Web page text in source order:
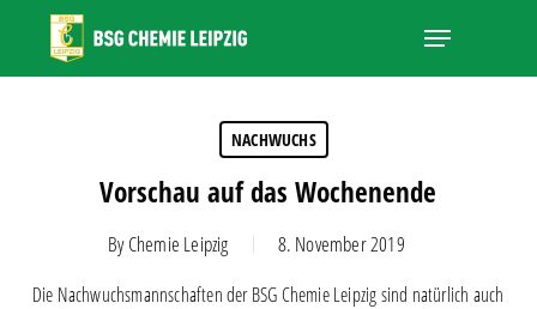
main
Menu
NACHWUCHS
Vorschau auf das Wochenende
ByChemie Leipzig 8. November 2019
Die Nachwuchsmannschaften der BSG Chemie Leipzig sind natürlich auch
Close